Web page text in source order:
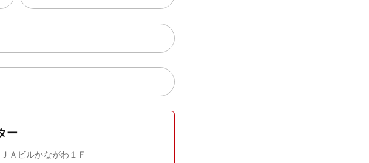
ー
Ａビルかながわ１Ｆ